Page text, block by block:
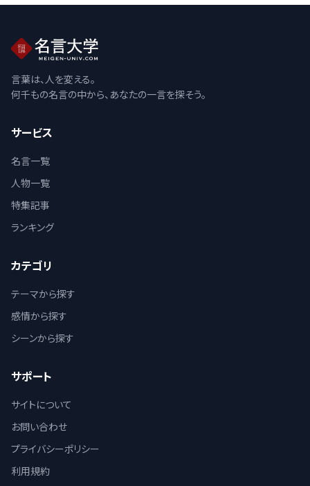
言葉は、人を変える。
何千もの名言の中から、あなたの一言を探そう。
サービス
名言一覧
人物一覧
特集記事
ランキング
カテゴリ
テーマから探す
感情から探す
シーンから探す
サポート
サイトについて
お問い合わせ
プライバシーポリシー
利用規約